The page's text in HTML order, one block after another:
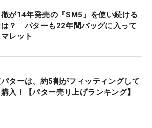
が14年発売の『SM5』を使い続ける
？ パターも22年間バッグに入って
レット
ターは、約5割がフィッティングして
入！【パター売り上げランキング】